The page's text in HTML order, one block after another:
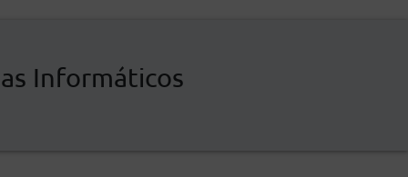
Informáticos